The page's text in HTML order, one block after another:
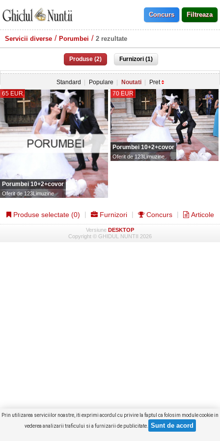
Servicii diverse Porumbei 2 rezultate
Produse (2) Furnizori (1)
Standard Populare Noutati
Pret
65 EUR
Porumbei 10+2+covor
Oferit de 123Limuzine
70 EUR
Porumbei 10+2+covor
Oferit de123Limuzine
Prin utilizarea serviciilor noastre, iti exprimi acordul cu privire la faptul ca folosim module cookie in
vederea analizarii traficului si a furnizarii de publicitate.
Produse selectate (0) Furnizori Concurs Articole
Versiune DESKTOP
Copyright © GHIDUL NUNTII 2026